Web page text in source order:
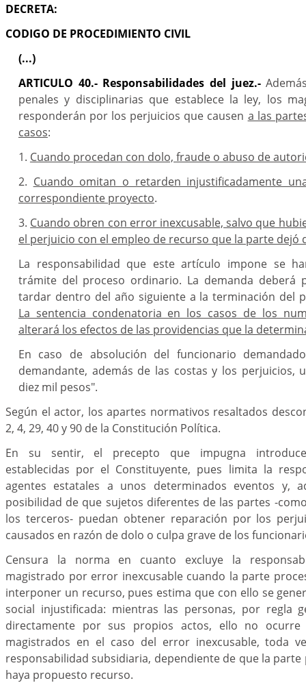
DECRETA:
CODIGO DE PROCEDIMIENTO CIVIL
(...)
ARTICULO 40.- Responsabilidades del juez.-
penales y disciplinarias que establece la ley, los
responderán por los perjuicios que causen a las
casos:
1. Cuando procedan con dolo, fraude o abuso de
2. Cuando omitan o retarden injustificadamente
correspondiente proyecto.
3. Cuando obren con error inexcusable, salvo que
el perjuicio con el empleo de recurso que la parte dejó
La responsabilidad que este artículo impone se
trámite del proceso ordinario. La demanda deberá
tardar dentro del año siguiente a la terminación del
La sentencia condenatoria en los casos de los
alterará los efectos de las providencias que la
En caso de absolución del funcionario
demandante, además de las costas y los perjuicios,
diez mil pesos".
Según el actor, los apartes normativos resaltados
2, 4, 29, 40 y 90 de la Constitución Política.
En su sentir, el precepto que impugna
establecidas por el Constituyente, pues limita la
agentes estatales a unos determinados eventos y,
posibilidad de que sujetos diferentes de las partes -
los terceros- puedan obtener reparación por los
causados en razón de dolo o culpa grave de los
Censura la norma en cuanto excluye la
magistrado por error inexcusable cuando la parte
interponer un recurso, pues estima que con ello se
social injustificada: mientras las personas, por regla
directamente por sus propios actos, ello no
magistrados en el caso del error inexcusable, toda
responsabilidad subsidiaria, dependiente de que la parte
haya propuesto recurso.